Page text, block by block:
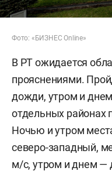
Фото: «БИЗНЕС Online»
В РТ ожидается
прояснениями.
дожди, утром и
отдельных районах
Ночью и утром
северо-западный,
м/c, утром и днем —